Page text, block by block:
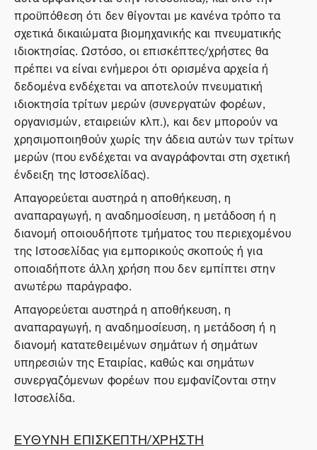
προϋπόθεση ότι δεν θίγονται με κανένα τρόπο τα
σχετικά δικαιώματα βιομηχανικής και πνευματικής
ιδιοκτησίας. Ωστόσο, οι επισκέπτες/χρήστες θα
πρέπει να είναι ενήμεροι ότι ορισμένα αρχεία ή
δεδομένα ενδέχεται να αποτελούν πνευματική
ιδιοκτησία τρίτων μερών (συνεργατών φορέων,
οργανισμών, εταιρειών κλπ.), και δεν μπορούν να
χρησιμοποιηθούν χωρίς την άδεια αυτών των τρίτων
μερών (που ενδέχεται να αναγράφονται στη σχετική
ένδειξη της Ιστοσελίδας).
Απαγορεύεται αυστηρά η αποθήκευση, η
αναπαραγωγή, η αναδημοσίευση, η μετάδοση ή η
διανομή οποιουδήποτε τμήματος του περιεχομένου
της Ιστοσελίδας για εμπορικούς σκοπούς ή για
οποιαδήποτε άλλη χρήση που δεν εμπίπτει στην
ανωτέρω παράγραφο.
Απαγορεύεται αυστηρά η αποθήκευση, η
αναπαραγωγή, η αναδημοσίευση, η μετάδοση ή η
διανομή κατατεθειμένων σημάτων ή σημάτων
υπηρεσιών της Εταιρίας, καθώς και σημάτων
συνεργαζόμενων φορέων που εμφανίζονται στην
Ιστοσελίδα.
ΕΥΘΥΝΗ ΕΠΙΣΚΕΠΤΗ/ΧΡΗΣΤΗ